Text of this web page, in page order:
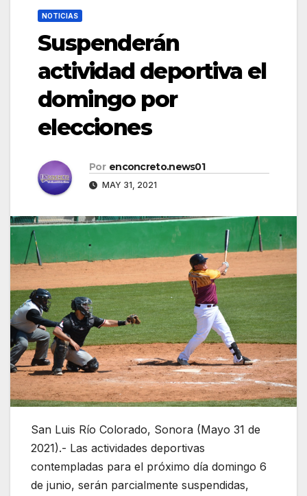
NOTICIAS
Suspenderán
actividad deportiva el
domingo por
elecciones
Por enconcreto.news01
MAY 31, 2021
San Luis Río Colorado, Sonora (Mayo 31 de
2021).- Las actividades deportivas
contempladas para el próximo día domingo 6
de junio, serán parcialmente suspendidas,